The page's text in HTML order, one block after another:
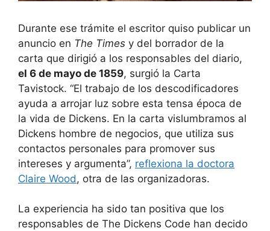
Durante ese trámite el escritor quiso publicar un
anuncio en The Times y del borrador de la
carta que dirigió a los responsables del diario,
el 6 de mayo de 1859, surgió la Carta
Tavistock. “El trabajo de los descodificadores
ayuda a arrojar luz sobre esta tensa época de
la vida de Dickens. En la carta vislumbramos al
Dickens hombre de negocios, que utiliza sus
contactos personales para promover sus
intereses y argumenta”, reflexiona la doctora
Claire Wood, otra de las organizadoras.
La experiencia ha sido tan positiva que los
responsables de The Dickens Code han decido